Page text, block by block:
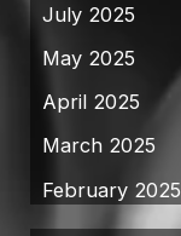
July 2025
May 2025
April 2025
March 2025
February 2025